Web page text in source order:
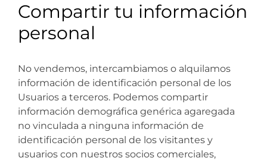
Compartir tu información
personal
No vendemos, intercambiamos o alquilamos
información de identificación personal de los
Usuarios a terceros. Podemos compartir
información demográfica genérica agaregada
no vinculada a ninguna información de
identificación personal de los visitantes y
usuarios con nuestros socios comerciales,